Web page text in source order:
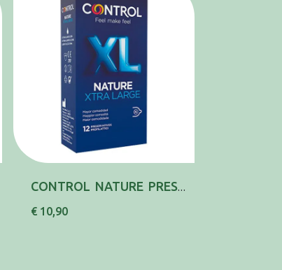
CONTROL NATURE PRESERV XL X12
€ 10,90